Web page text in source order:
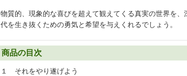
物質的、現象的な喜びを超えて観えてくる真実の世界を
代を生き抜くための勇気と希望を与えくれるでしょう。
商品の目次
１ それをやり遂げよう